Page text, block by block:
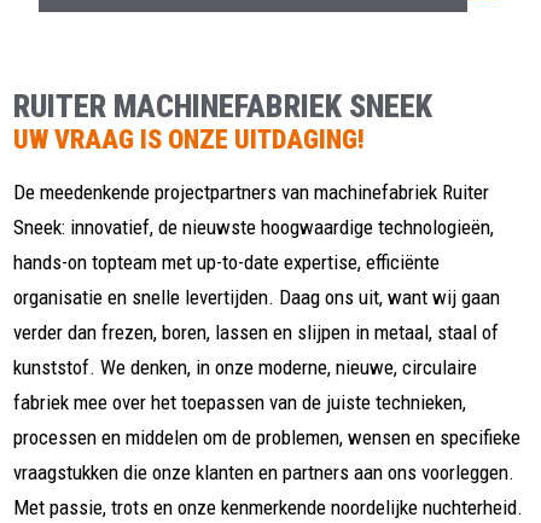
RUITER MACHINEFABRIEK SNEEK
UW VRAAG IS ONZE UITDAGING!
De meedenkende projectpartners van machinefabriek Ruiter
Sneek: innovatief, de nieuwste hoogwaardige technologieën,
hands-on topteam met up-to-date expertise, efficiënte
organisatie en snelle levertijden. Daag ons uit, want wij gaan
verder dan frezen, boren, lassen en slijpen in metaal, staal of
kunststof. We denken, in onze moderne, nieuwe, circulaire
fabriek mee over het toepassen van de juiste technieken,
processen en middelen om de problemen, wensen en specifieke
vraagstukken die onze klanten en partners aan ons voorleggen.
Met passie, trots en onze kenmerkende noordelijke nuchterheid.